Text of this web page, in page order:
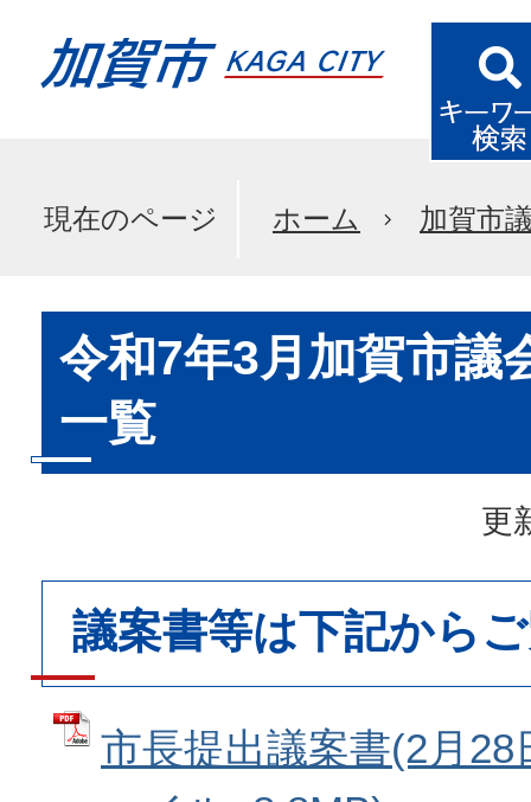
現在のページ ホーム 加賀市
令和7年3月加賀市議
一覧
更
議案書等は下記から
市長提出議案書(2月28